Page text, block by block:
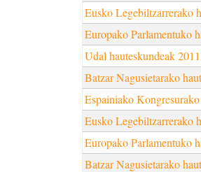
Eusko Legebiltzarrerako
Europako Parlamentuko
Udal hauteskundeak 2011
Batzar Nagusietarako
Espainiako
Eusko Legebiltzarrerako
Europako Parlamentuko
Batzar Nagusietarako